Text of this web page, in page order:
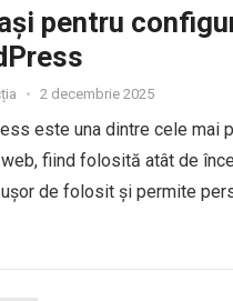
pentru
• 2 decembrie 2025
este una dintre cele mai
fiind folosită atât de
de folosit și permite